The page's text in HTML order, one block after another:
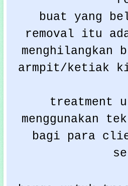
buat yang
removal itu
menghilangkan
armpit/ketiak
treatment
menggunakan
bagi para